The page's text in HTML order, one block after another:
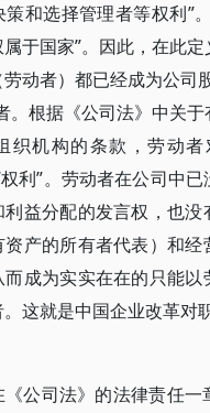
和选择管理者等权利”
于国家”。因此，在此
动者）都已经成为公司
。根据《公司法》中关
织机构的条款，劳动者
利”。劳动者在公司中
益分配的发言权，也没
资产的所有者代表）和
而成为实实在在的只能以
这就是中国企业改革对
《公司法》的法律责任一